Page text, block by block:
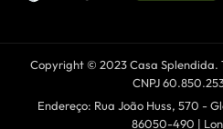
Copyright © 2023 Casa Splendida.
CNPJ
Endereço: Rua João Huss, 570 -
86050-490 |